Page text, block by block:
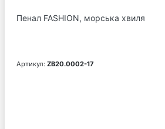
Пенал FASHION, морська хвиля
Артикул: ZB20.0002-17